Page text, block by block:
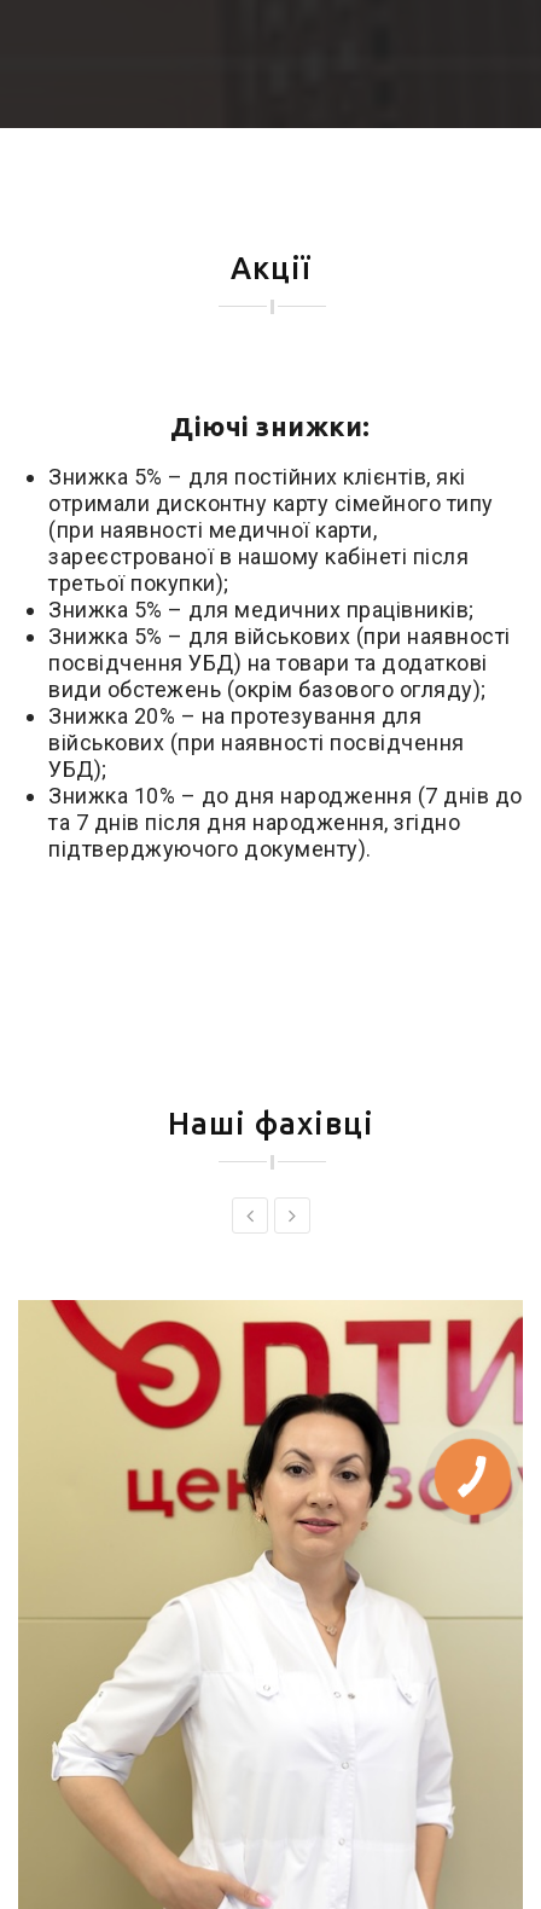
Акції
Діючі знижки:
Знижка 5% – для постійних клієнтів, які
отримали дисконтну карту сімейного типу
(при наявності медичної карти,
зареєстрованої в нашому кабінеті після
третьої покупки);
Знижка 5% – для медичних працівників;
Знижка 5% – для військових (при наявності
посвідчення УБД) на товари та додаткові
види обстежень (окрім базового огляду);
Знижка 20% – на протезування для
військових (при наявності посвідчення
УБД);
Знижка 10% – до дня народження (7 днів до
та 7 днів після дня народження, згідно
підтверджуючого документу).
Наші фахівці